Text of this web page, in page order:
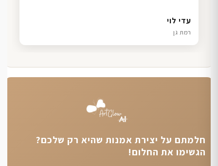
שרון כהן
תל אביב
עדי לוי
רמת גן
דנה גל
חיפה
ליאת ויוסי מ.
הוד השרון
חלמתם על יצירת אמנות שהיא רק שלכם?
הגשימו את החלום!